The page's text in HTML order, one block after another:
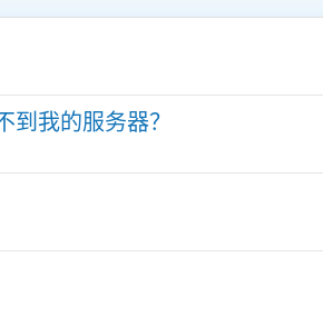
我的服务器？